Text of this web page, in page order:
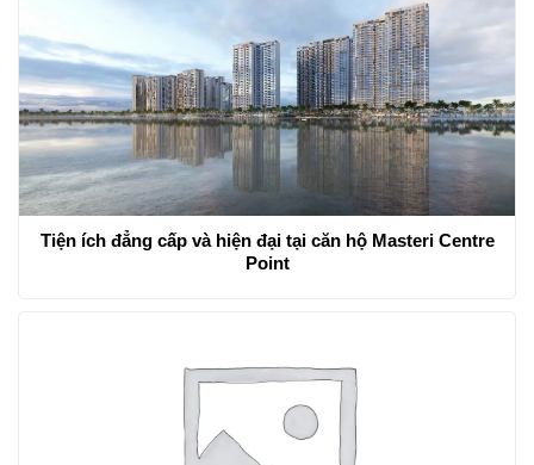
Tiện ích đẳng cấp và hiện đại tại căn hộ Masteri Centre
Point